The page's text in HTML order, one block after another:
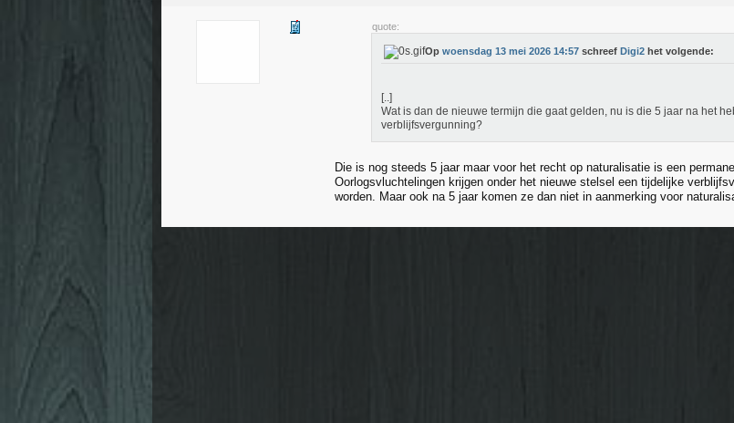
quote:
Op woensdag 13 mei 2026 14:57 schreef Digi2 het volgende:
[..]
Wat is dan de nieuwe termijn die gaat gelden, nu is die 5 jaar na het
verblijfsvergunning?
Die is nog steeds 5 jaar maar voor het recht op naturalisatie is een
Oorlogsvluchtelingen krijgen onder het nieuwe stelsel een tijdelijke
worden. Maar ook na 5 jaar komen ze dan niet in aanmerking voor